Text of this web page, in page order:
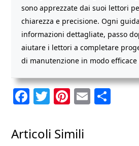
sono apprezzate dai suoi lettori
chiarezza e precisione. Ogni
informazioni dettagliate, passo
aiutare i lettori a completare
di manutenzione in modo
F
c
T
itt
Pi
er
E
Articoli Simili